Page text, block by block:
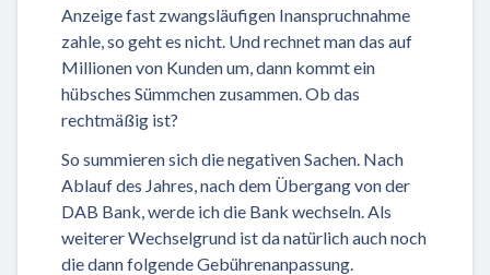
Anzeige fast zwangsläufigen Inanspruchnahme
zahle, so geht es nicht. Und rechnet man das auf
Millionen von Kunden um, dann kommt ein
hübsches Sümmchen zusammen. Ob das
rechtmäßig ist?
So summieren sich die negativen Sachen. Nach
Ablauf des Jahres, nach dem Übergang von der
DAB Bank, werde ich die Bank wechseln. Als
weiterer Wechselgrund ist da natürlich auch noch
die dann folgende Gebührenanpassung.